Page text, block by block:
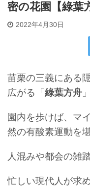
密の花園【綠葉
2022年4月30日
苗栗の三義にある
広がる「 綠葉方舟 」
園内を歩けば、マ
然の有酸素運動を堪
人混みや都会の雑
忙しい現代人が求